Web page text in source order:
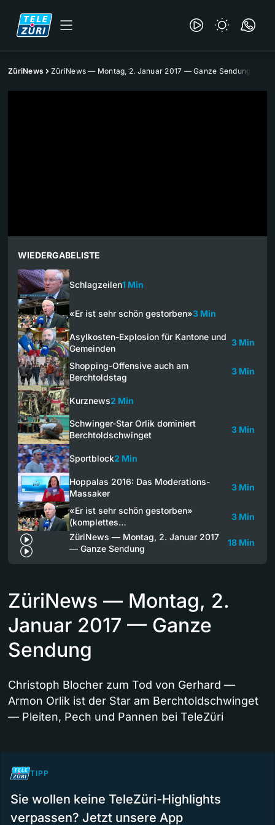
ZüriNews ZüriNews — Montag, 2. Januar 2017 — Ganze Sendung
WIEDERGABELISTE
Schlagzeilen1 Min
«Er ist sehr schön gestorben»3 Min
Asylkosten-Explosion für Kantone und
Gemeinden
3 Min
Shopping-Offensive auch am
Berchtoldstag
3 Min
Kurznews2 Min
Schwinger-Star Orlik dominiert
Berchtoldschwinget
3 Min
Sportblock2 Min
Hoppalas 2016: Das Moderations-
Massaker
3 Min
«Er ist sehr schön gestorben»
(komplettes…
3 Min
ZüriNews — Montag, 2. Januar 2017
— Ganze Sendung
18 Min
ZüriNews — Montag, 2.
Januar 2017 — Ganze
Sendung
Christoph Blocher zum Tod von Gerhard —
Armon Orlik ist der Star am Berchtoldschwinget
— Pleiten, Pech und Pannen bei TeleZüri
TIPP
Sie wollen keine TeleZüri-Highlights
verpassen? Jetzt unsere App